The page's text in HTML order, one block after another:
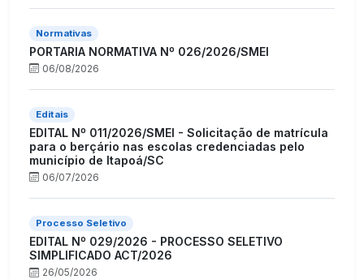
Normativas
PORTARIA NORMATIVA Nº 026/2026/SMEI
06/08/2026
Editais
EDITAL Nº 011/2026/SMEI - Solicitação de matrícula
para o berçário nas escolas credenciadas pelo
município de Itapoá/SC
06/07/2026
Processo Seletivo
EDITAL Nº 029/2026 - PROCESSO SELETIVO
SIMPLIFICADO ACT/2026
26/05/2026